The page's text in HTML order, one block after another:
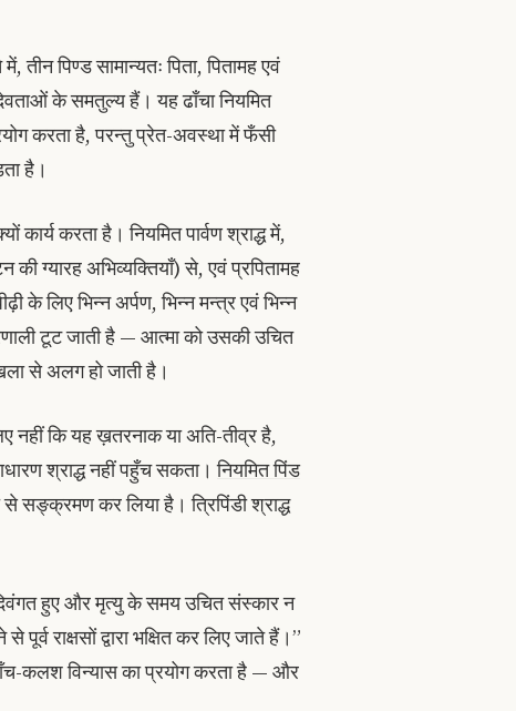
तीन पिण्ड सामान्यतः पिता, पितामह एवं
के समतुल्य हैं। यह ढाँचा नियमित
करता है, परन्तु प्रेत-अवस्था में फँसी
है।
कार्य करता है। नियमित पार्वण श्राद्ध में,
ग्यारह अभिव्यक्तियाँ) से, एवं प्रपितामह
के लिए भिन्न अर्पण, भिन्न मन्त्र एवं भिन्न
टूट जाती है — आत्मा को उसकी उचित
से अलग हो जाती है।
नहीं कि यह ख़तरनाक या अति-तीव्र है,
श्राद्ध नहीं पहुँच सकता।नियमित पिंड
से सङ्क्रमण कर लिया है। त्रिपिंडी श्राद्ध
दिवंगत हुए और मृत्यु के समय उचित संस्कार न
राक्षसों द्वारा भक्षित कर लिए जाते हैं।”
कलश विन्यास का प्रयोग करता है — और